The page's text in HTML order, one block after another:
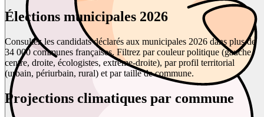
Élections municipales 2026
Consultez les candidats déclarés aux municipales 2026 dans plus de
34 000 communes françaises. Filtrez par couleur politique (gauche,
centre, droite, écologistes, extrême-droite), par profil territorial
(urbain, périurbain, rural) et par taille de commune.
Projections climatiques par commune